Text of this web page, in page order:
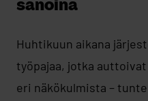
sanoina
Huhtikuun aikana
työpajaa, jotka
eri näkökulmista –